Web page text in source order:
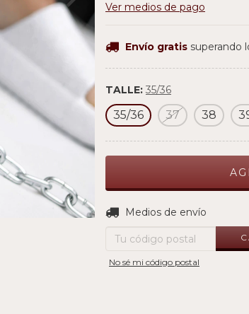
Ver medios de pago
Envío gratis superando
TALLE: 35/36
35/36 37 38
Entregas para el CP:
Medios de envío
No sé mi código postal